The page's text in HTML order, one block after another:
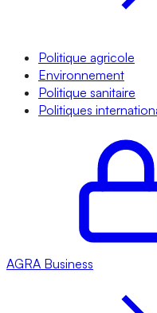
Politique agricole
Environnement
Politique sanitaire
Politiques
AGRA Business